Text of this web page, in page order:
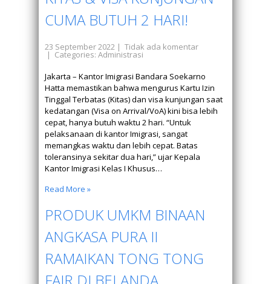
CUMA BUTUH 2 HARI!
23 September 2022 | Tidak ada komentar
| Categories: Administrasi
Jakarta – Kantor Imigrasi Bandara Soekarno
Hatta memastikan bahwa mengurus Kartu Izin
Tinggal Terbatas (Kitas) dan visa kunjungan saat
kedatangan (Visa on Arrival/VoA) kini bisa lebih
cepat, hanya butuh waktu 2 hari. “Untuk
pelaksanaan di kantor Imigrasi, sangat
memangkas waktu dan lebih cepat. Batas
toleransinya sekitar dua hari,” ujar Kepala
Kantor Imigrasi Kelas I Khusus…
Read More »
PRODUK UMKM BINAAN
ANGKASA PURA II
RAMAIKAN TONG TONG